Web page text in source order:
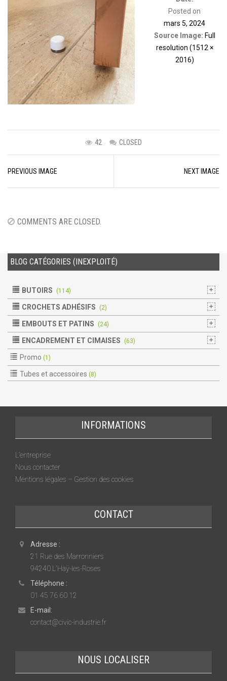
Posted on
mars 5, 2024
Source Image: Full
resolution (1512 ×
2016)
42 CLOSED
navigation
PREVIOUS IMAGE NEXT IMAGE
COMMENTS ARE CLOSED.
BLOG CATÉGORIES (INEXPLOITÉ)
BUTOIRS (114)
CROCHETS ADHÉSIFS (2)
EMBOUTS ET PATINS (24)
ENCADREMENT ET CIMAISES (63)
Promo (1)
Tubes et accessoires (8)
INFORMATIONS
L’entreprise
Nous contacter
Mentions légales – Gestion des cookies
CONTACT
Adresse :
21 Rue des Marronniers
94240 L'Haÿ-les-Roses
Téléphone :
01 45 76 60 12
E-mail:
contact@civic-industrie.fr
NOUS LOCALISER